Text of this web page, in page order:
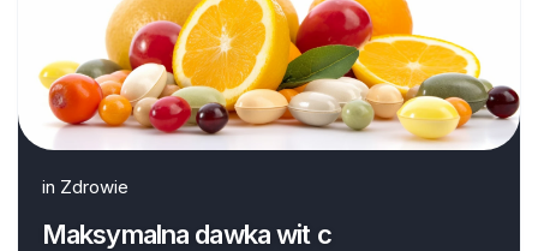
in Zdrowie
Maksymalna dawka wit c